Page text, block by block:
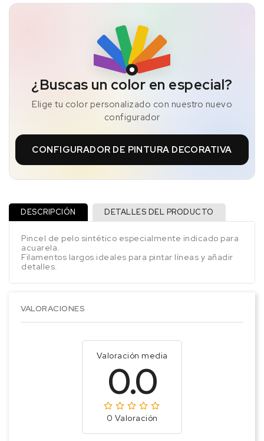
¿Buscas un color en especial?
Elige tu color personalizado con nuestro nuevo
configurador
CONFIGURADOR DE PINTURA DECORATIVA
DESCRIPCIÓN DETALLES DEL PRODUCTO
Pincel de pelo sintético especialmente indicado para
acuarela.
Filamentos largos ideales para pintar líneas y añadir
detalles.
VALORACIONES
Valoración media
0.0
0 Valoración